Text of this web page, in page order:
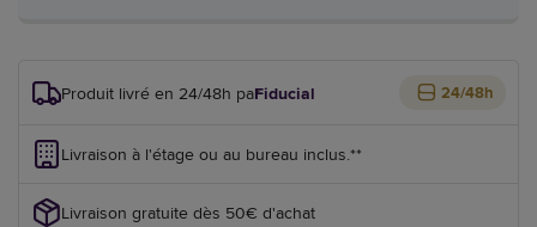
Produit livré en 24/48h parFiducial 24/48h
Livraison à l'étage ou au bureau inclus.**
Livraison gratuite dès 50€ d'achat